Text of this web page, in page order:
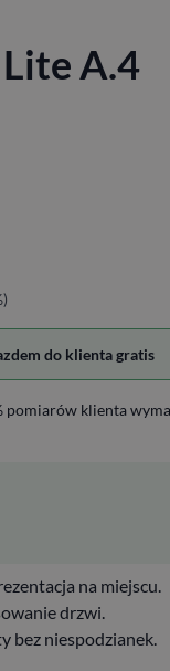
A.4
do klienta gratis
pomiarów klienta
na miejscu.
drzwi.
bez niespodzianek.